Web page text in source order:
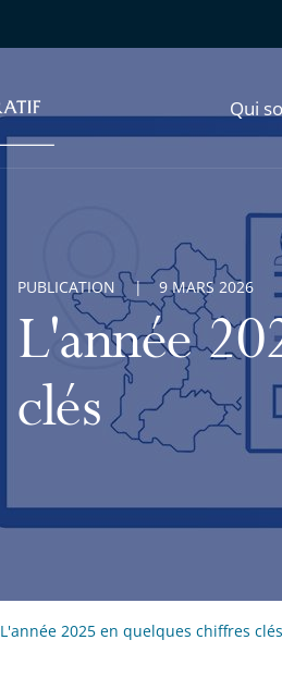
Qui
L'année
clés
PUBLICATION 9 MARS 2026
L'année 2025 en quelques chiffres clés